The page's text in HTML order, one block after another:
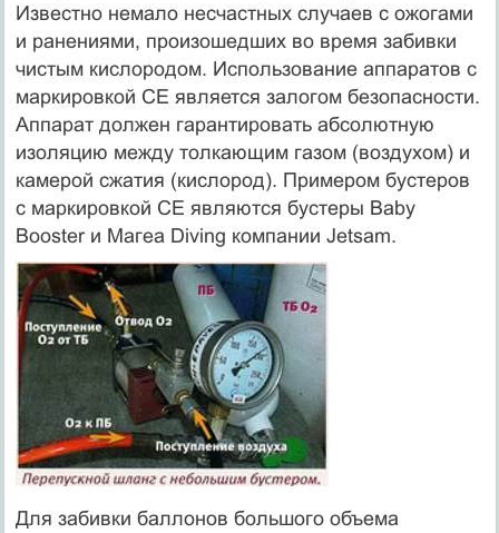
Известно немало несчастных случаев с ожогами
и ранениями, произошедших во время забивки
чистым кислородом. Использование аппаратов с
маркировкой СЕ является залогом безопасности.
Аппарат должен гарантировать абсолютную
изоляцию между толкающим газом (воздухом) и
камерой сжатия (кислород). Примером бустеров
с маркировкой СЕ являются бустеры Baby
Booster и Магеа Diving компании Jetsam.
Для забивки баллонов большого объема